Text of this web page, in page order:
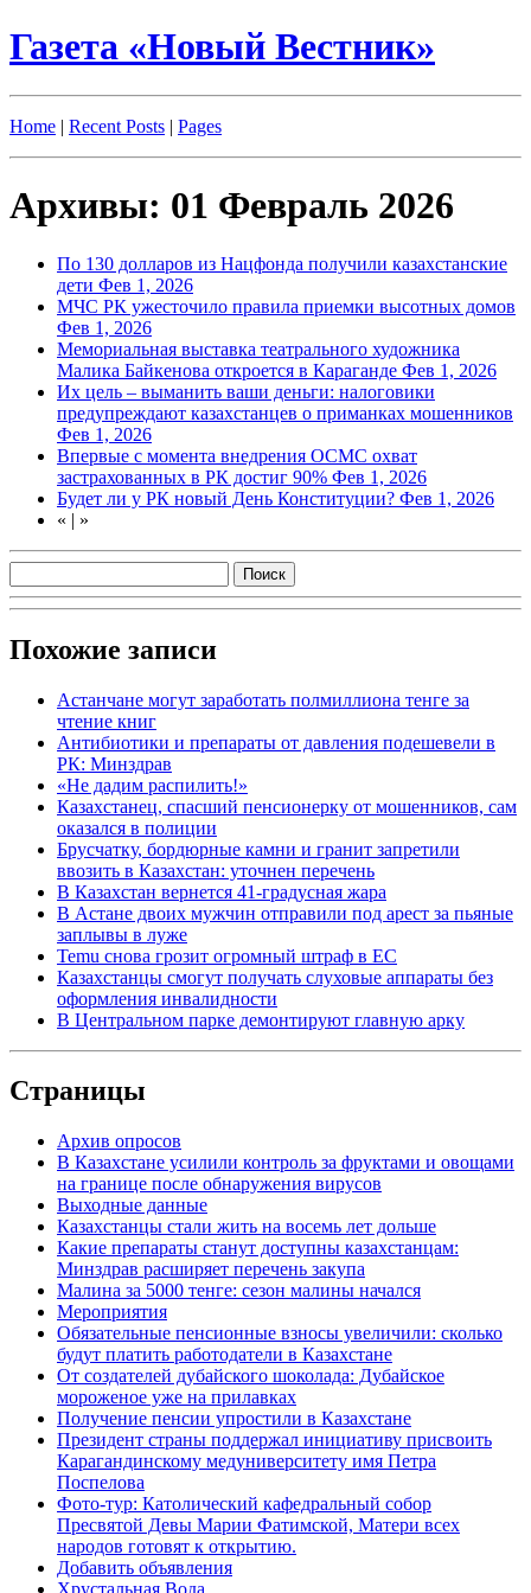
Газета «Новый Вестник»
Home | Recent Posts | Pages
Архивы: 01 Февраль 2026
По 130 долларов из Нацфонда получили казахстанские
дети Фев 1, 2026
МЧС РК ужесточило правила приемки высотных домов
Фев 1, 2026
Мемориальная выставка театрального художника
Малика Байкенова откроется в Караганде Фев 1, 2026
Их цель – выманить ваши деньги: налоговики
предупреждают казахстанцев о приманках мошенников
Фев 1, 2026
Впервые с момента внедрения ОСМС охват
застрахованных в РК достиг 90% Фев 1, 2026
Будет ли у РК новый День Конституции? Фев 1, 2026
« | »
Похожие записи
Астанчане могут заработать полмиллиона тенге за
чтение книг
Антибиотики и препараты от давления подешевели в
РК: Минздрав
«Не дадим распилить!»
Казахстанец, спасший пенсионерку от мошенников, сам
оказался в полиции
Брусчатку, бордюрные камни и гранит запретили
ввозить в Казахстан: уточнен перечень
В Казахстан вернется 41-градусная жара
В Астане двоих мужчин отправили под арест за пьяные
заплывы в луже
Temu снова грозит огромный штраф в ЕС
Казахстанцы смогут получать слуховые аппараты без
оформления инвалидности
В Центральном парке демонтируют главную арку
Страницы
Архив опросов
В Казахстане усилили контроль за фруктами и овощами
на границе после обнаружения вирусов
Выходные данные
Казахстанцы стали жить на восемь лет дольше
Какие препараты станут доступны казахстанцам:
Минздрав расширяет перечень закупа
Малина за 5000 тенге: сезон малины начался
Мероприятия
Обязательные пенсионные взносы увеличили: сколько
будут платить работодатели в Казахстане
От создателей дубайского шоколада: Дубайское
мороженое уже на прилавках
Получение пенсии упростили в Казахстане
Президент страны поддержал инициативу присвоить
Карагандинскому медуниверситету имя Петра
Поспелова
Фото-тур: Католический кафедральный собор
Пресвятой Девы Марии Фатимской, Матери всех
народов готовят к открытию.
Добавить объявления